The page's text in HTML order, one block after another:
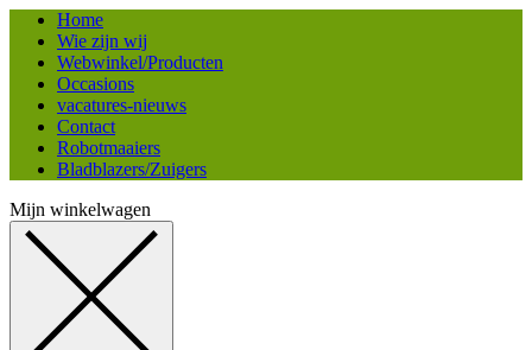
Home
Wie zijn wij
Webwinkel/Producten
Occasions
vacatures-nieuws
Contact
Robotmaaiers
Bladblazers/Zuigers
Mijn winkelwagen